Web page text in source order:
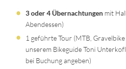
3 oder 4 Übernachtungen mit
Abendessen)
1 geführte Tour (MTB,
unserem Bikeguide Toni
bei Buchung angeben)